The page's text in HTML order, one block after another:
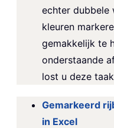
echter dubbele
kleuren
gemakkelijk te
onderstaande
lost u deze
Gemarkeerd
in Excel